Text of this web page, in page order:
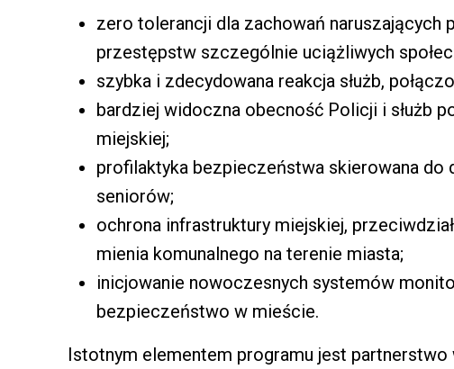
zero tolerancji dla zachowań naruszających
przestępstw szczególnie uciążliwych
szybka i zdecydowana reakcja służb,
bardziej widoczna obecność Policji i służb
miejskiej;
profilaktyka bezpieczeństwa skierowana do
seniorów;
ochrona infrastruktury miejskiej,
mienia komunalnego na terenie miasta;
inicjowanie nowoczesnych systemów
bezpieczeństwo w mieście.
Istotnym elementem programu jest partnerstwo